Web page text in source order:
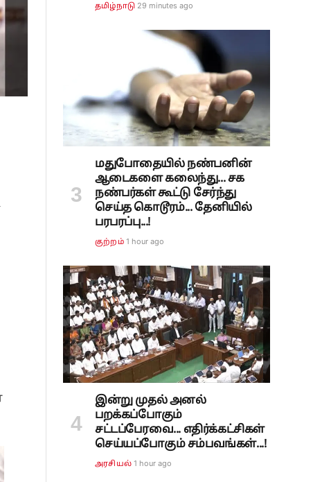
தமிழ்நாடு 29 minutes ago
மதுபோதையில் நண்பனின்
ஆடைகளை கலைந்து... சக
நண்பர்கள் கூட்டு சேர்ந்து
செய்த கொடூரம்... தேனியில்
பரபரப்பு...!
குற்றம் 1 hour ago
இன்று முதல் அனல்
பறக்கப்போகும்
சட்டப்பேரவை... எதிர்க்கட்சிகள்
செய்யப்போகும் சம்பவங்கள்...!
அரசியல் 1 hour ago